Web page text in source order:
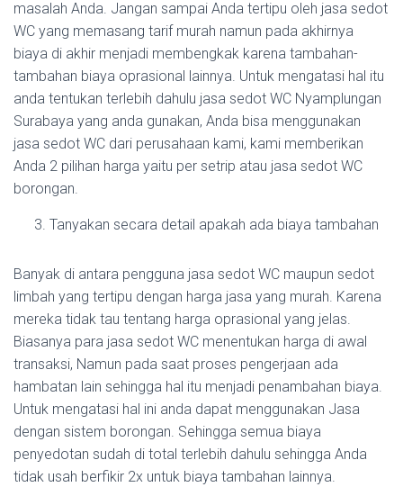
masalah Anda. Jangan sampai Anda tertipu oleh jasa sedot
WC yang memasang tarif murah namun pada akhirnya
biaya di akhir menjadi membengkak karena tambahan-
tambahan biaya oprasional lainnya. Untuk mengatasi hal itu
anda tentukan terlebih dahulu jasa sedot WC Nyamplungan
Surabaya yang anda gunakan, Anda bisa menggunakan
jasa sedot WC dari perusahaan kami, kami memberikan
Anda 2 pilihan harga yaitu per setrip atau jasa sedot WC
borongan.
Tanyakan secara detail apakah ada biaya tambahan
Banyak di antara pengguna jasa sedot WC maupun sedot
limbah yang tertipu dengan harga jasa yang murah. Karena
mereka tidak tau tentang harga oprasional yang jelas.
Biasanya para jasa sedot WC menentukan harga di awal
transaksi, Namun pada saat proses pengerjaan ada
hambatan lain sehingga hal itu menjadi penambahan biaya.
Untuk mengatasi hal ini anda dapat menggunakan Jasa
dengan sistem borongan. Sehingga semua biaya
penyedotan sudah di total terlebih dahulu sehingga Anda
tidak usah berfikir 2x untuk biaya tambahan lainnya.